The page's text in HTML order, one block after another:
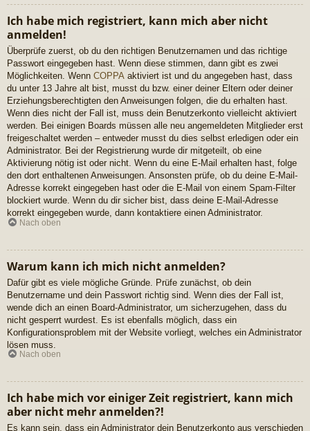
Ich habe mich registriert, kann mich aber nicht
anmelden!
Überprüfe zuerst, ob du den richtigen Benutzernamen und das richtige
Passwort eingegeben hast. Wenn diese stimmen, dann gibt es zwei
Möglichkeiten. Wenn COPPA aktiviert ist und du angegeben hast, dass
du unter 13 Jahre alt bist, musst du bzw. einer deiner Eltern oder deiner
Erziehungsberechtigten den Anweisungen folgen, die du erhalten hast.
Wenn dies nicht der Fall ist, muss dein Benutzerkonto vielleicht aktiviert
werden. Bei einigen Boards müssen alle neu angemeldeten Mitglieder erst
freigeschaltet werden – entweder musst du dies selbst erledigen oder ein
Administrator. Bei der Registrierung wurde dir mitgeteilt, ob eine
Aktivierung nötig ist oder nicht. Wenn du eine E-Mail erhalten hast, folge
den dort enthaltenen Anweisungen. Ansonsten prüfe, ob du deine E-Mail-
Adresse korrekt eingegeben hast oder die E-Mail von einem Spam-Filter
blockiert wurde. Wenn du dir sicher bist, dass deine E-Mail-Adresse
korrekt eingegeben wurde, dann kontaktiere einen Administrator.
Nach oben
Warum kann ich mich nicht anmelden?
Dafür gibt es viele mögliche Gründe. Prüfe zunächst, ob dein
Benutzername und dein Passwort richtig sind. Wenn dies der Fall ist,
wende dich an einen Board-Administrator, um sicherzugehen, dass du
nicht gesperrt wurdest. Es ist ebenfalls möglich, dass ein
Konfigurationsproblem mit der Website vorliegt, welches ein Administrator
lösen muss.
Nach oben
Ich habe mich vor einiger Zeit registriert, kann mich
aber nicht mehr anmelden?!
Es kann sein, dass ein Administrator dein Benutzerkonto aus verschieden